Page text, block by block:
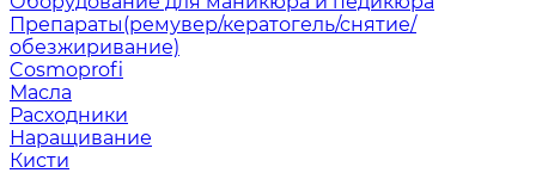
Препараты(ремувер/кератогель/снятие/
обезжиривание)
Cosmoprofi
Масла
Расходники
Наращивание
Кисти